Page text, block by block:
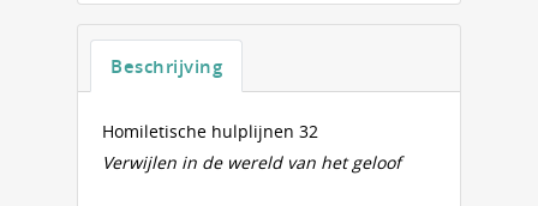
Beschrijving
Homiletische hulplijnen 32
Verwijlen in de wereld van het geloof